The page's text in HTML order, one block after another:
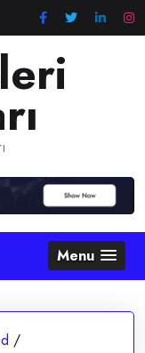
Menu
/